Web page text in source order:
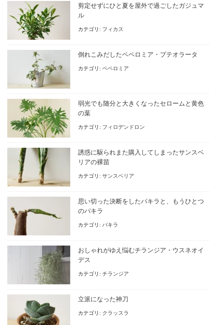
剪定せずにひと夏を屋外で過ごしたガジュマ
ル
カテゴリ: フィカス
倒れこみだしたペペロミア・プテオラータ
カテゴリ: ペペロミア
弱光でも随分と大きくなったセロームと黄色
の葉
カテゴリ: フィロデンドロン
誘惑に駆られまた購入してしまったサンスベ
リアの裸苗
カテゴリ: サンスベリア
思い切った決断をしたパキラと、もうひとつ
のパキラ
カテゴリ: パキラ
おしゃれがゆえ悩むチランジア・ウスネオイ
デス
カテゴリ: チランジア
立派になった神刀
カテゴリ: クラッスラ